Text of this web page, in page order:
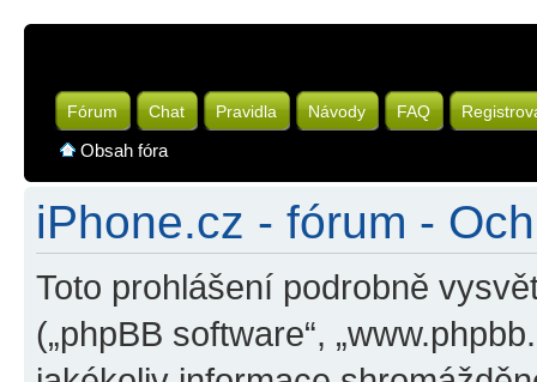
Fórum Chat Pravidla Návody FAQ
Obsah fóra
iPhone.cz - fórum -
Toto prohlášení podrobně
(„phpBB software“,